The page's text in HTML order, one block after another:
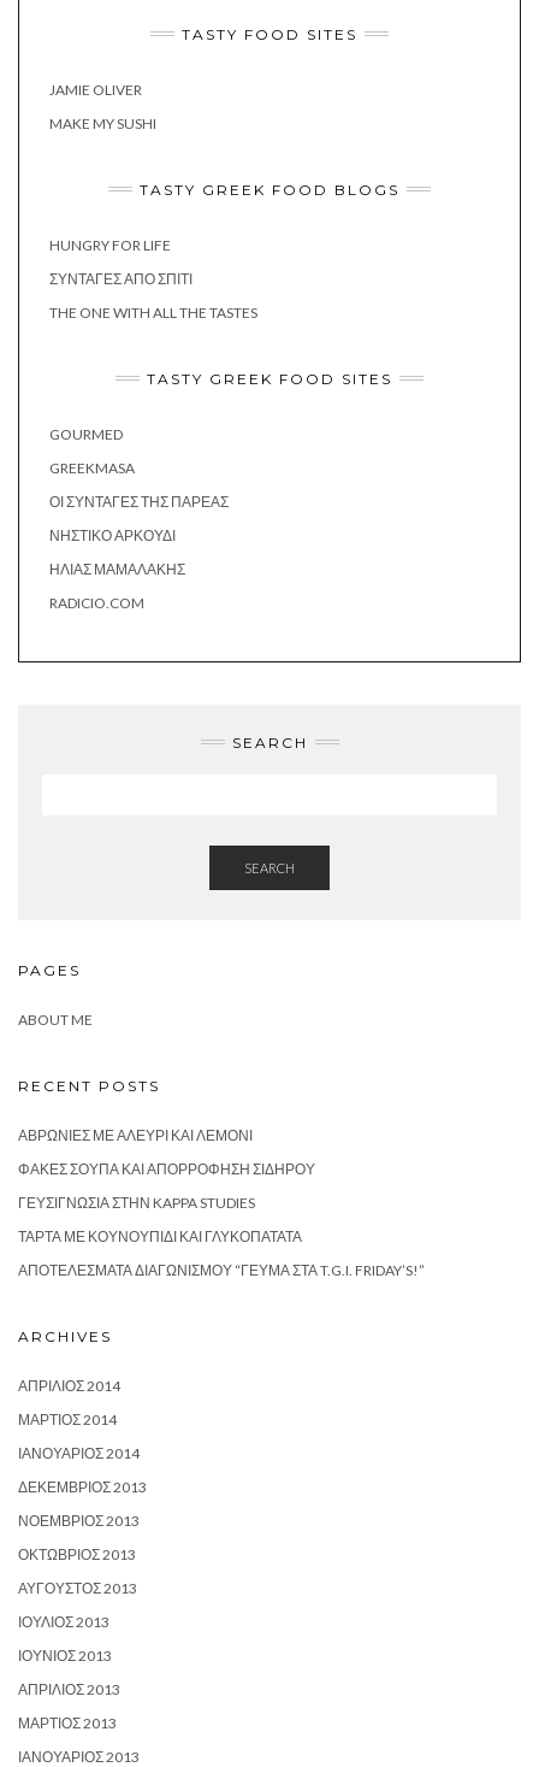
TASTY FOOD SITES
JAMIE OLIVER
MAKE MY SUSHI
TASTY GREEK FOOD BLOGS
HUNGRY FOR LIFE
ΣΥΝΤΑΓΈΣ ΑΠΌ ΣΠΊΤΙ
THE ONE WITH ALL THE TASTES
TASTY GREEK FOOD SITES
GOURMED
GREEKMASA
ΟΙ ΣΥΝΤΑΓΈΣ ΤΗΣ ΠΑΡΈΑΣ
ΝΗΣΤΙΚΌ ΑΡΚΟΎΔΙ
ΗΛΊΑΣ ΜΑΜΑΛΆΚΗΣ
RADICIO.COM
SEARCH
SEARCH
PAGES
ABOUT ME
RECENT POSTS
ΑΒΡΩΝΙΈΣ ΜΕ ΑΛΕΎΡΙ ΚΑΙ ΛΕΜΌΝΙ
ΦΑΚΈΣ ΣΟΎΠΑ ΚΑΙ ΑΠΟΡΡΌΦΗΣΗ ΣΙΔΉΡΟΥ
ΓΕΥΣΙΓΝΩΣΊΑ ΣΤΗΝ KAPPA STUDIES
ΤΆΡΤΑ ΜΕ ΚΟΥΝΟΥΠΊΔΙ ΚΑΙ ΓΛΥΚΟΠΑΤΆΤΑ
ΑΠΟΤΕΛΈΣΜΑΤΑ ΔΙΑΓΩΝΙΣΜΟΎ “ΓΕΎΜΑ ΣΤΑ T.G.I. FRIDAY’S!”
ARCHIVES
ΑΠΡΊΛΙΟΣ 2014
ΜΆΡΤΙΟΣ 2014
ΙΑΝΟΥΆΡΙΟΣ 2014
ΔΕΚΈΜΒΡΙΟΣ 2013
ΝΟΈΜΒΡΙΟΣ 2013
ΟΚΤΏΒΡΙΟΣ 2013
ΑΎΓΟΥΣΤΟΣ 2013
ΙΟΎΛΙΟΣ 2013
ΙΟΎΝΙΟΣ 2013
ΑΠΡΊΛΙΟΣ 2013
ΜΆΡΤΙΟΣ 2013
ΙΑΝΟΥΆΡΙΟΣ 2013